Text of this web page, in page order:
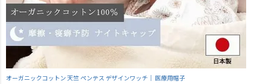
オーガニックコットン 天竺 ペンテス デザインワッチ｜ 医療用帽子